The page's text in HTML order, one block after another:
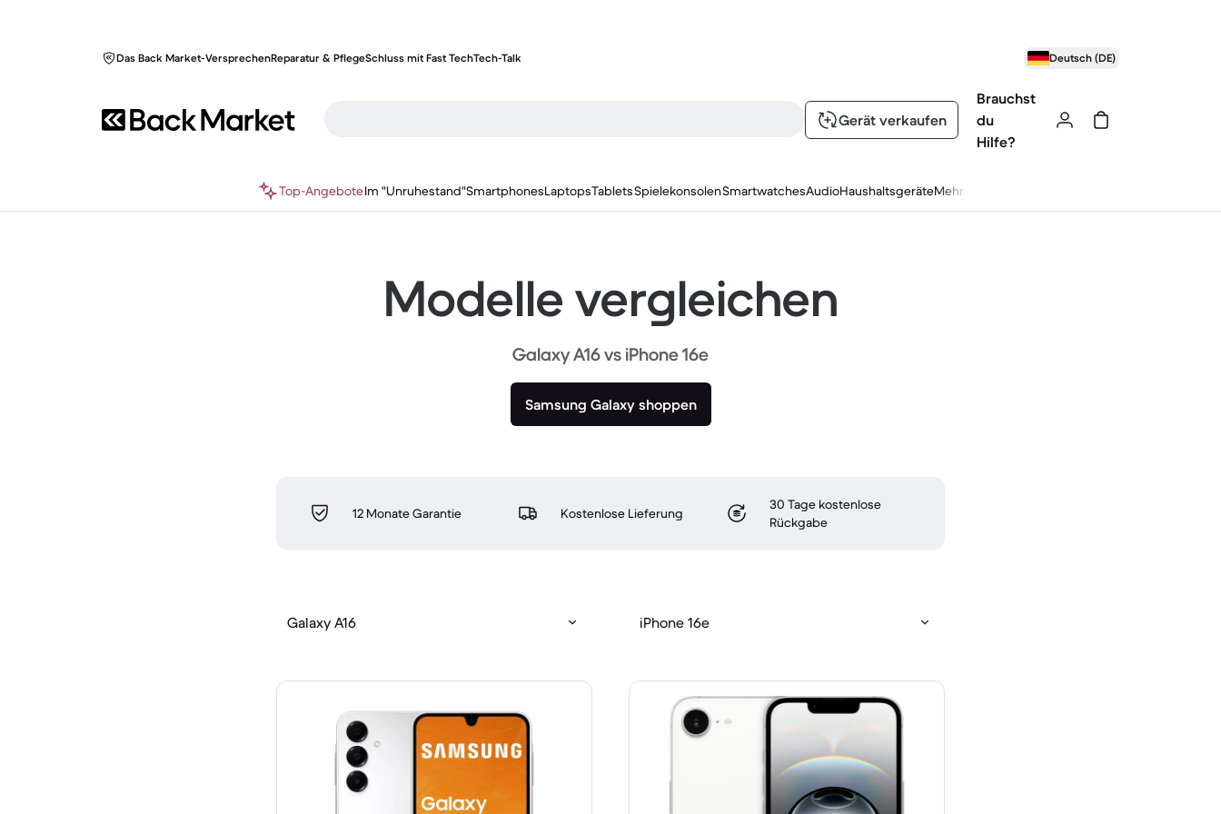
Das Back Market-VersprechenReparatur & PflegeSchluss mit Fast TechTech-Talk Deutsch (DE)
Gerät verkaufen
Brauchst
du
Hilfe?
Top-AngeboteIm "Unruhestand"SmartphonesLaptopsTabletsSpielekonsolenSmartwatchesAudioHaushaltsgeräteMehr
Modelle vergleichen
Galaxy A16 vs iPhone 16e
Samsung Galaxy shoppen
12 Monate Garantie Kostenlose Lieferung
30 Tage kostenlose
Rückgabe
Galaxy A16 iPhone 16e